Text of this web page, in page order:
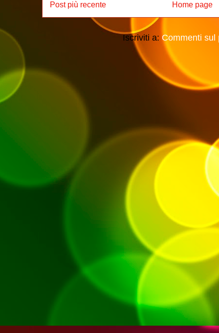
Post più recente Home page
Iscriviti a: Commenti sul